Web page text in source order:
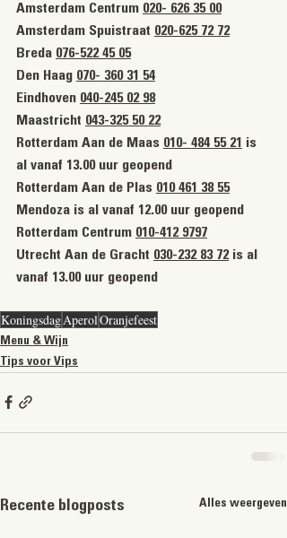
Amsterdam Centrum 020- 626 35 00
Amsterdam Spuistraat 020-625 72 72
Breda 076-522 45 05
Den Haag 070- 360 31 54
Eindhoven 040-245 02 98
Maastricht 043-325 50 22
Rotterdam Aan de Maas 010- 484 55 21 is
al vanaf 13.00 uur geopend
Rotterdam Aan de Plas 010 461 38 55
Mendoza is al vanaf 12.00 uur geopend
Rotterdam Centrum 010-412 9797
Utrecht Aan de Gracht 030-232 83 72 is al
vanaf 13.00 uur geopend
KoningsdagAperolOranjefeest
Menu & Wijn
Tips voor Vips
Recente blogposts Alles weergeven